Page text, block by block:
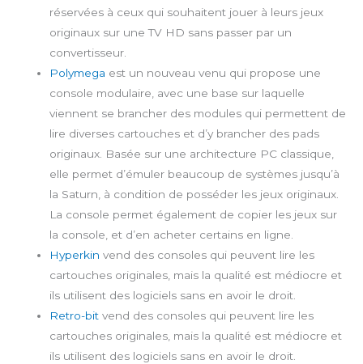
réservées à ceux qui souhaitent jouer à leurs jeux
originaux sur une TV HD sans passer par un
convertisseur.
Polymega est un nouveau venu qui propose une
console modulaire, avec une base sur laquelle
viennent se brancher des modules qui permettent de
lire diverses cartouches et d’y brancher des pads
originaux. Basée sur une architecture PC classique,
elle permet d’émuler beaucoup de systèmes jusqu’à
la Saturn, à condition de posséder les jeux originaux.
La console permet également de copier les jeux sur
la console, et d’en acheter certains en ligne.
Hyperkin vend des consoles qui peuvent lire les
cartouches originales, mais la qualité est médiocre et
ils utilisent des logiciels sans en avoir le droit.
Retro-bit vend des consoles qui peuvent lire les
cartouches originales, mais la qualité est médiocre et
ils utilisent des logiciels sans en avoir le droit.